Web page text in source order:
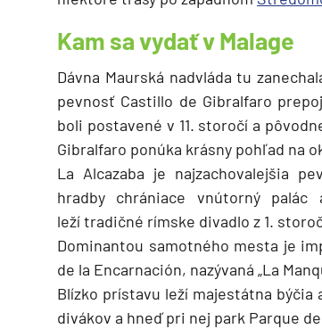
Kam sa vydať v Malage
Dávna Maurská nadvláda tu
pevnosť Castillo de Gibralfaro
boli postavené v 11. storočí a
Gibralfaro ponúka krásny pohľad na
La Alcazaba je najzachovalejšia
hradby chrániace vnútorný
leží tradičné rímske divadlo z 1.
Dominantou samotného mesta je
de la Encarnación, nazývaná „La
Blízko prístavu leží majestátna býčia
divákov a hneď pri nej park Parque de